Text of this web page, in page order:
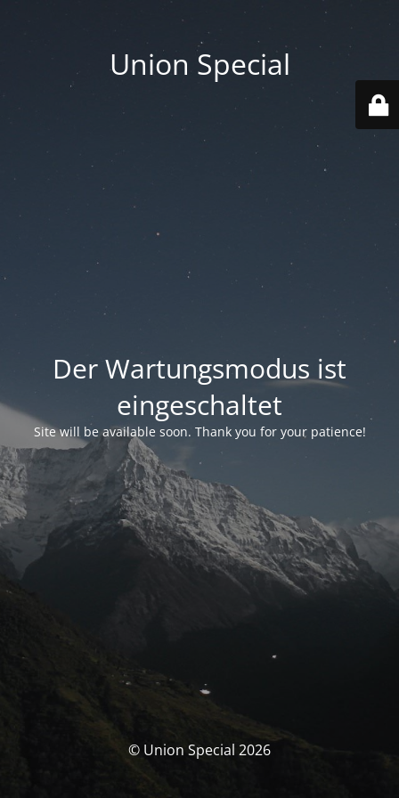
Union Special
Der Wartungsmodus ist
eingeschaltet
Site will be available soon. Thank you for your patience!
© Union Special 2026